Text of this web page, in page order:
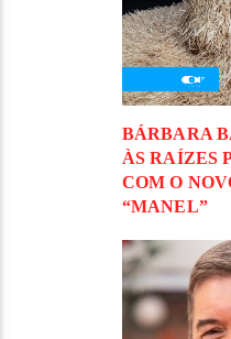
BÁRBARA
ÀS RAÍZES
COM O
“MANEL”